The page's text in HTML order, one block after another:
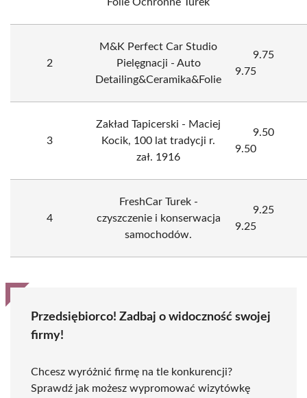
2
M&K Perfect Car Studio
Pielęgnacji - Auto
Detailing&Ceramika&Folie
9.75
9.75
3
Zakład Tapicerski - Maciej
Kocik, 100 lat tradycji r.
zał. 1916
9.50
9.50
4
FreshCar Turek -
czyszczenie i konserwacja
samochodów.
9.25
9.25
Przedsiębiorco! Zadbaj o widoczność swojej
firmy!
Chcesz wyróżnić firmę na tle konkurencji?
Sprawdź jak możesz wypromować wizytówkę